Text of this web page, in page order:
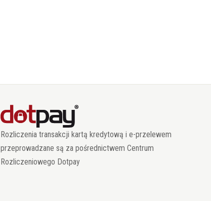
Rozliczenia transakcji kartą kredytową i e-przelewem
przeprowadzane są za pośrednictwem Centrum
Rozliczeniowego Dotpay